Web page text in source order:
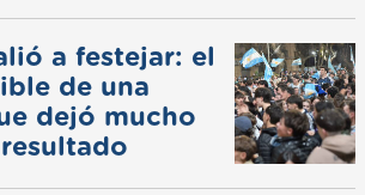
a festejar: el
de una
dejó mucho